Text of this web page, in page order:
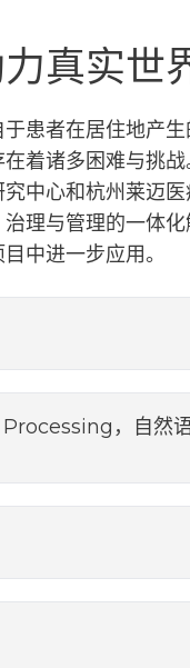
真实世
患者在居住地产
着诸多困难与挑战
中心和杭州莱迈
理与管理的一体
中进一步应用。
，自然语